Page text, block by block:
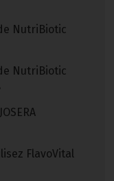
NutriBiotic
NutriBiotic
FlavoVital